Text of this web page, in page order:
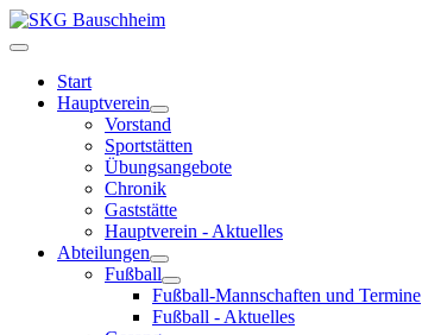
Start
Hauptverein
Vorstand
Sportstätten
Übungsangebote
Chronik
Gaststätte
Hauptverein - Aktuelles
Abteilungen
Fußball
Fußball-Mannschaften und Termine
Fußball - Aktuelles